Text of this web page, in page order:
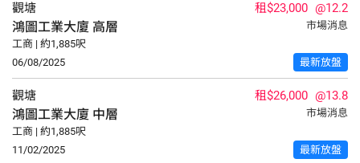
觀塘 租$23,000 @12.2
鴻圖工業大廈 高層
市場消息
工商 | 約1,885呎
06/08/2025
最新放盤
觀塘 租$26,000 @13.8
鴻圖工業大廈 中層
市場消息
工商 | 約1,885呎
11/02/2025
最新放盤